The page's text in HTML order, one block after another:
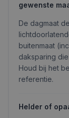
gewenste
De dagmaat
buitenmaat
daksparing
Houd bij het
referentie.
Helder of